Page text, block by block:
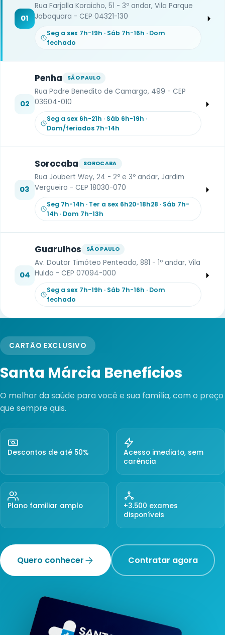
01
Rua Farjalla Koraicho, 51 - 3º andar, Vila Parque
Jabaquara - CEP 04321-130
Seg a sex 7h-19h · Sáb 7h-16h · Dom
fechado
02
Penha SÃO PAULO
Rua Padre Benedito de Camargo, 499 - CEP
03604-010
Seg a sex 6h-21h · Sáb 6h-19h ·
Dom/feriados 7h-14h
03
Sorocaba SOROCABA
Rua Joubert Wey, 24 - 2º e 3º andar, Jardim
Vergueiro - CEP 18030-070
Seg 7h-14h · Ter a sex 6h20-18h28 · Sáb 7h-
14h · Dom 7h-13h
04
Guarulhos SÃO PAULO
Av. Doutor Timóteo Penteado, 881 - 1º andar, Vila
Hulda - CEP 07094-000
Seg a sex 7h-19h · Sáb 7h-16h · Dom
fechado
CARTÃO EXCLUSIVO
Santa Márcia Benefícios
O melhor da saúde para você e sua família, com o preço
que sempre quis.
Descontos de até 50%
Acesso imediato, sem
carência
Plano familiar amplo
+3.500 exames
disponíveis
Quero conhecer Contratar agora